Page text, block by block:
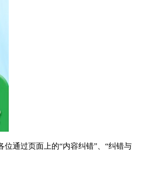
通过页面上的“内容纠错”、“纠错与